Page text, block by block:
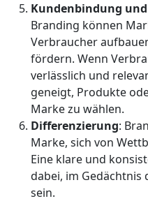
Kundenbindung
Branding können
Verbraucher
fördern. Wenn
verlässlich und
geneigt, Produkte
Marke zu wählen.
Differenzierung:
Marke, sich von
Eine klare und
dabei, im Gedächtnis
sein.